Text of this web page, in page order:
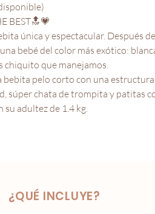
BEST🔝💗
única y espectacular. Después
bebé del color más exótico:
chiquito que manejamos.
bebita pelo corto con una
súper chata de trompita y patitas
su adultez de 1.4 kg.
¿QUÉ INCLUYE?